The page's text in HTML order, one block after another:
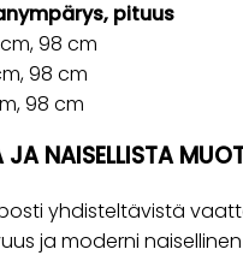
pituus
cm, 98 cm
98 cm
98 cm
NAISELLISTA
yhdisteltävistä
ja moderni